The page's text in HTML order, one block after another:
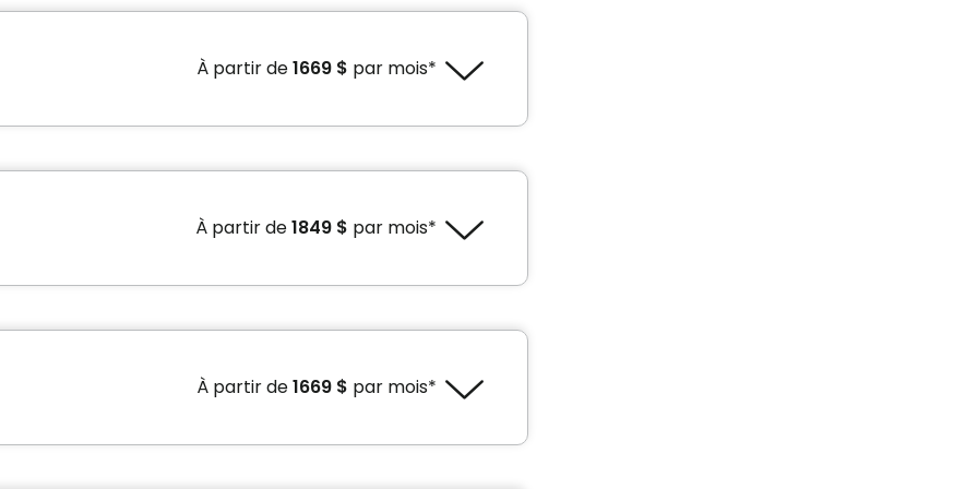
dans l’unité
Services inclus à l'unité
Entretien literie / vêtements
Câblodistribution
Accès Internet
Entretien ménager
À partir de1669 $ par mois*
Ces appartements sauront répondre à vos
À partir de1849 $ par mois*
À partir de1669 $ par mois*